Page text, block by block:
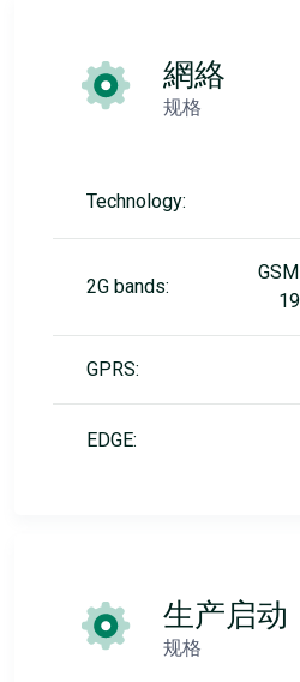
網絡
规格
Technology:
2G bands:
GPRS:
EDGE:
生产启动
规格